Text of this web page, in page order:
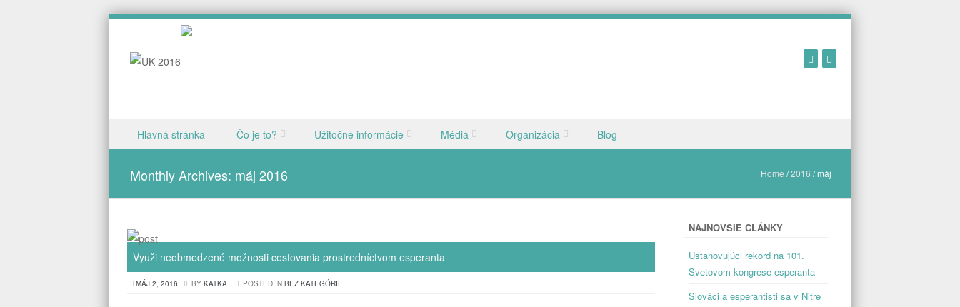
Menu
Skip to content
Hlavná stránka Čo je to? Užitočné informácie Médiá Organizácia Blog
Monthly Archives: máj 2016 Home /2016 /máj
Využi neobmedzené možnosti cestovania prostredníctvom esperanta
MÁJ 2, 2016 BY KATKA POSTED IN BEZ KATEGÓRIE
NAJNOVŠIE ČLÁNKY
Ustanovujúci rekord na 101.
Svetovom kongrese esperanta
Slováci a esperantisti sa v Nitre